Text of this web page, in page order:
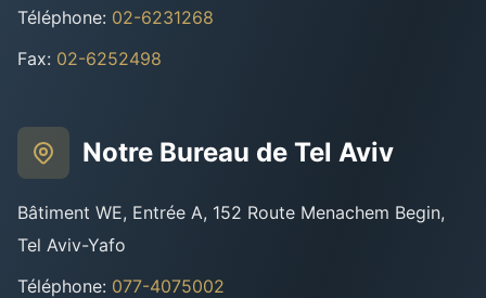
Téléphone: 02-6231268
Fax: 02-6252498
Notre Bureau de Tel Aviv
Bâtiment WE, Entrée A, 152 Route Menachem Begin,
Tel Aviv-Yafo
Téléphone: 077-4075002